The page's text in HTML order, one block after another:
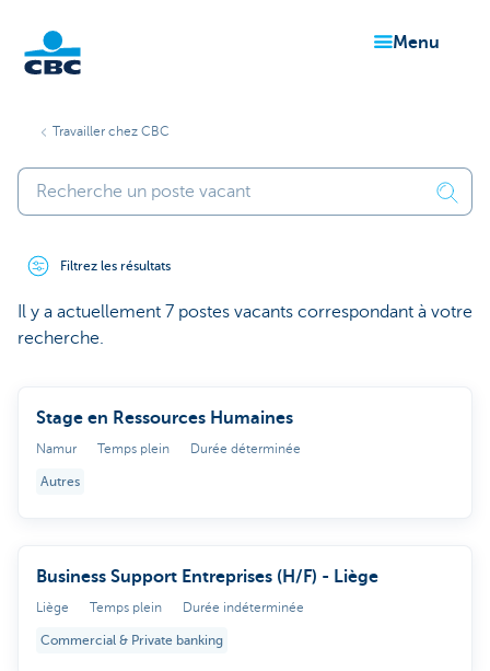
menu
Travailler chez CBC
Filtrez les résultats
Il y a actuellement 7 postes vacants correspondant à votre
recherche.
Stage en Ressources Humaines
Namur Temps plein Durée déterminée
Autres
Business Support Entreprises (H/F) - Liège
Liège Temps plein Durée indéterminée
Commercial & Private banking